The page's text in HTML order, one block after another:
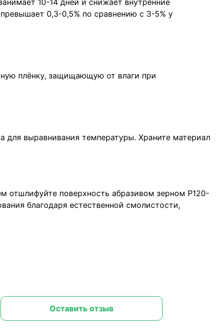
10-14 дней и снижает внутренние
0,3-0,5% по сравнению с 3-5% у
плёнку, защищающую от влаги при
выравнивания температуры. Храните материал
отшлифуйте поверхность абразивом зерном P120-
благодаря естественной смолистости,
Оставить отзыв